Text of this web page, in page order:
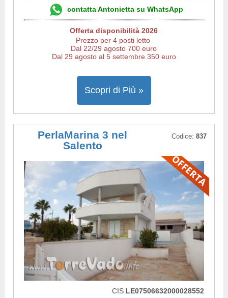
contatta Antonietta su WhatsApp
Offerta disponibilità 2026
Prezzo per 4 posti letto
Dal 22/29 agosto 700 euro
Dal 29 agosto al 5 settembre 350 euro
Scopri di Più »
PerlaMarina 3 nel
Salento
Codice: 837
CIS LE07506632000028552